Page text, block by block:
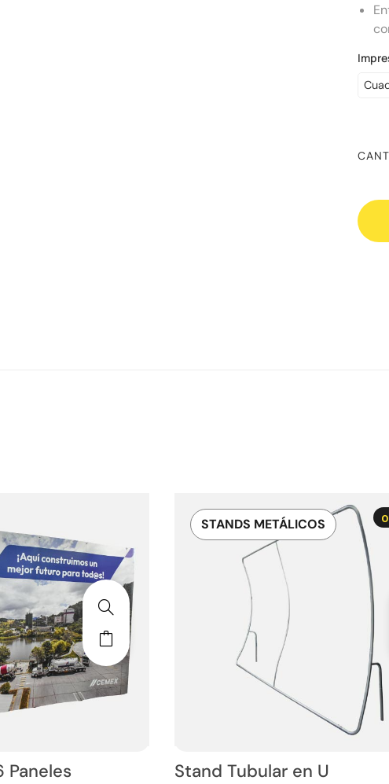
Paneles
STANDS METÁLICOS
Stand Tubular en U